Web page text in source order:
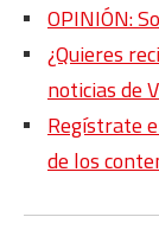
OPINIÓN:
¿Quieres
noticias de
Regístrate
de los